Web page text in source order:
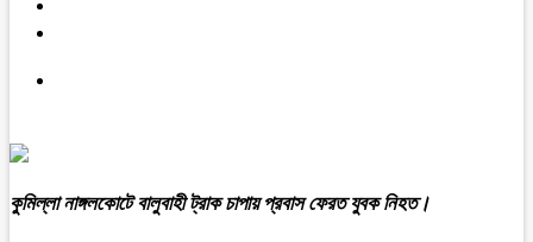
কুমিল্লা নাঙ্গলকোটে বালুবাহী ট্রাক চাপায় প্রবাস ফেরত যুবক নিহত।